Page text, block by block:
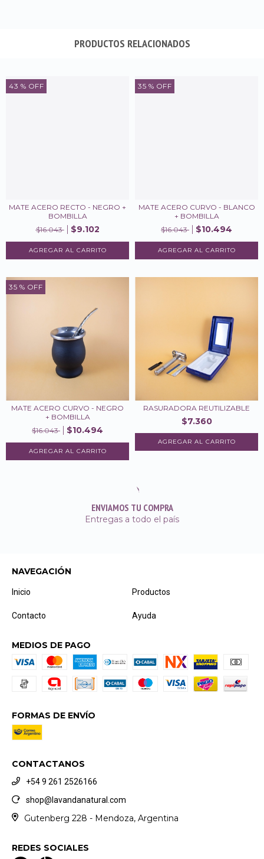
PRODUCTOS RELACIONADOS
43 % OFF
MATE ACERO RECTO - NEGRO +
BOMBILLA
$16.043
$9.102
35 % OFF
MATE ACERO CURVO - BLANCO
+ BOMBILLA
$16.043
$10.494
35 % OFF
MATE ACERO CURVO - NEGRO
+ BOMBILLA
$16.043
$10.494
RASURADORA REUTILIZABLE
$7.360
ENVIAMOS TU COMPRA
Entregas a todo el país
NAVEGACIÓN
Inicio Productos
Contacto Ayuda
MEDIOS DE PAGO
FORMAS DE ENVÍO
CONTACTANOS
+54 9 261 2526166
shop@lavandanatural.com
Gutenberg 228 - Mendoza, Argentina
REDES SOCIALES